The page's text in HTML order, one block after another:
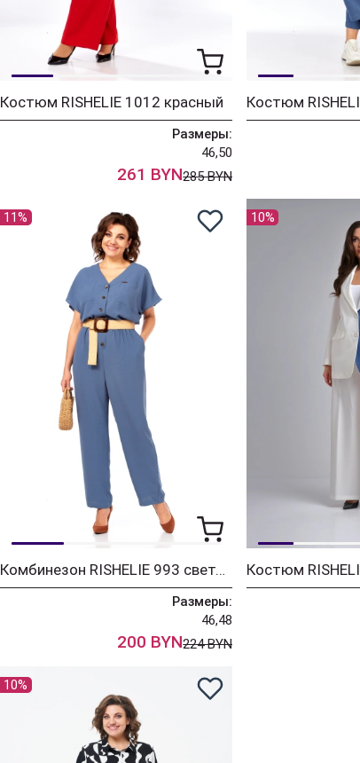
Костюм RISHELIE 1012 красный
Размеры:
46,50
261 BYN285 BYN
Костюм
11%
Комбинезон RISHELIE 993 светло-синий
Размеры:
46,48
200 BYN224 BYN
10%
10%